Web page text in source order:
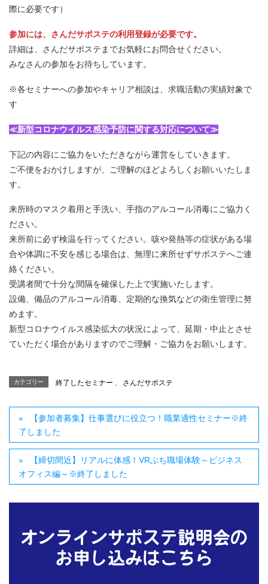
際に必要です）
参加には、さんだサポステの利用登録が必要です。
詳細は、さんだサポステまでお気軽にお問合せください。
みなさんの参加をお待ちしています。
※各セミナーへの参加やキャリア相談は、求職活動の実績対象で
す
≪新型コロナウイルス感染予防に関する対応について≫
下記の内容にご協力をいただきながら運営をしていきます。
ご不便をおかけしますが、ご理解のほどよろしくお願いいたしま
す。
来所時のマスク着用と手洗い、手指のアルコール消毒にご協力く
ださい。
来所前に必ず検温を行ってください。咳や発熱等の症状がある場
合や体調に不安を感じる場合は、無理に来所せずサポステへご連
絡ください。
受講者間で十分な間隔を確保した上で実施いたします。
設備、備品のアルコール消毒、定期的な換気などの衛生管理に努
めます。
新型コロナウイルス感染拡大の状況によって、延期・中止とさせ
ていただく場合がありますのでご理解・ご協力をお願いします。
カテゴリー 終了したセミナー 、 さんだサポステ
【参加者募集】仕事選びに役立つ！職業適性セミナー※終
了しました
【締切間近】リアルに体感！VRぷち職場体験～ビジネス
オフィス編～※終了しました